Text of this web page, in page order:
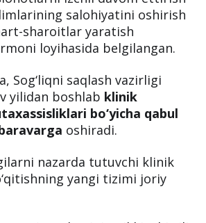
salohiyatini oshirish
sharoitlar yaratish
loyihasida belgilangan.
Sog‘liqni saqlash vazirligi
yilidan boshlab klinik
bo‘yicha qabul
oshiradi.
nazarda tutuvchi klinik
yangi tizimi joriy